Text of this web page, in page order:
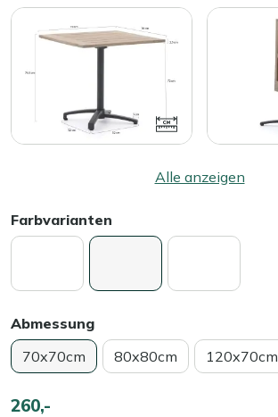
Alle anzeigen
Farbvarianten
Abmessung
70x70cm
80x80cm 120x70cm
260,-